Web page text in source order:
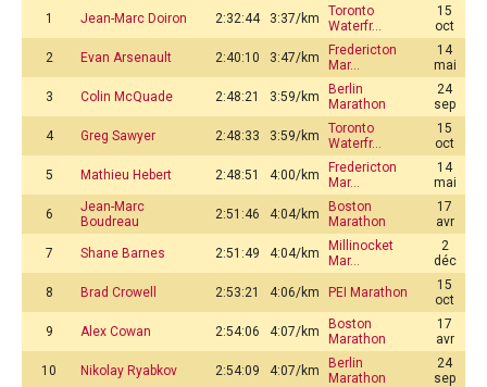
1 Jean-Marc Doiron 2:32:44 3:37/km
Toronto
Waterfr…
15
oct
2 Evan Arsenault 2:40:10 3:47/km
Fredericton
Mar…
14
mai
3 Colin McQuade 2:48:21 3:59/km
Berlin
Marathon
24
sep
4 Greg Sawyer 2:48:33 3:59/km
Toronto
Waterfr…
15
oct
5 Mathieu Hebert 2:48:51 4:00/km
Fredericton
Mar…
14
mai
6
Jean-Marc
Boudreau
2:51:46 4:04/km
Boston
Marathon
17
avr
7 Shane Barnes 2:51:49 4:04/km
Millinocket
Mar…
2
déc
8 Brad Crowell 2:53:21 4:06/km PEI Marathon
15
oct
9 Alex Cowan 2:54:06 4:07/km
Boston
Marathon
17
avr
10 Nikolay Ryabkov 2:54:09 4:07/km
Berlin
Marathon
24
sep